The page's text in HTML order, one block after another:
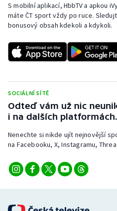
Rychlobruslení
Rychlostní kanoistika
Short track
Sportovní střelba
Stolní tenis
Veslování
Vodní slalom
S mobilní aplikací, HbbTV a apkou
máte ČT sport vždy po ruce.
bonusový obsah kdekoli a kdykoli.
SOCIÁLNÍ SÍTĚ
Odteď vám už nic
i na dalších platformách.
Nenechte si nikde ujít nejnovější
na Facebooku, X, Instagramu,